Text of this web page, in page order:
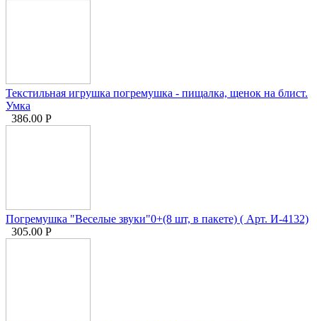
Текстильная игрушка погремушка - пищалка, щенок на блист.
Умка
386.00 Р
Погремушка "Веселые звуки"0+(8 шт, в пакете) ( Арт. И-4132)
305.00 Р